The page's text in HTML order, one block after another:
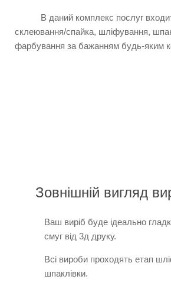
В даний комплекс послуг
склеювання/спайка, шліфування,
фарбування за бажанням будь-яким
Зовнішній вигляд
Ваш виріб буде ідеально
смуг від 3д друку.
Всі вироби проходять етап
шпаклівки.